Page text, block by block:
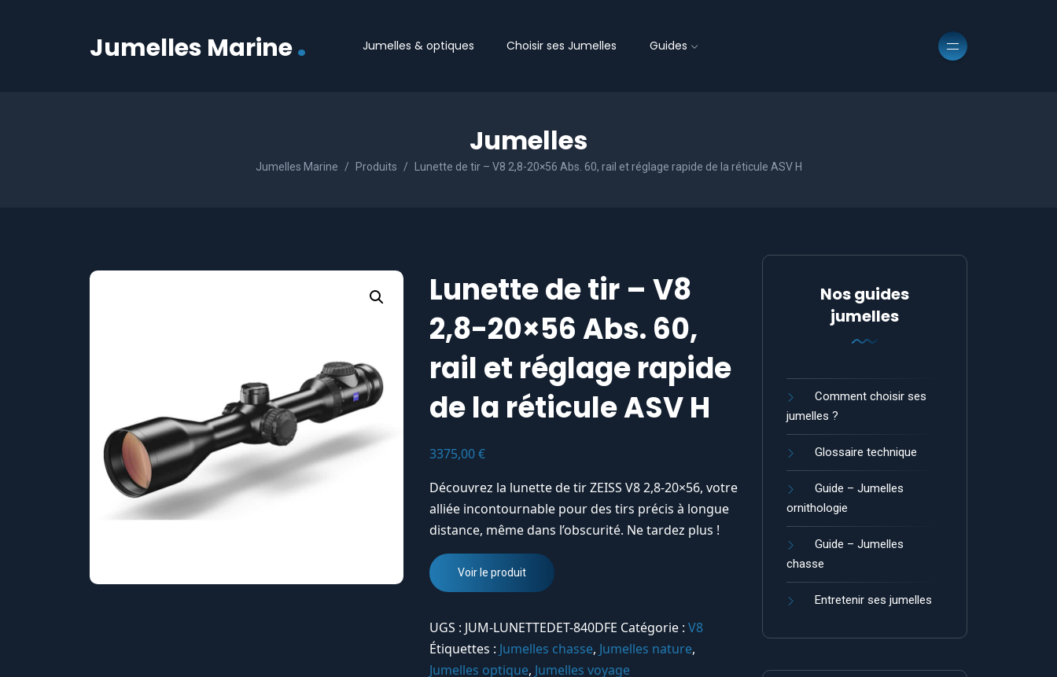
Jumelles Marine. Jumelles & optiques Choisir ses Jumelles Guides
Jumelles
Jumelles Marine Produits Lunette de tir – V8 2,8-20×56 Abs. 60, rail et réglage rapide de la réticule ASV H
Lunette de tir – V8
2,8-20×56 Abs. 60,
rail et réglage rapide
de la réticule ASV H
3375,00€
Découvrez la lunette de tir ZEISS V8 2,8-20×56, votre
alliée incontournable pour des tirs précis à longue
distance, même dans l’obscurité. Ne tardez plus !
Voir le produit
UGS : JUM-LUNETTEDET-840DFE Catégorie :V8
Étiquettes : Jumelles chasse, Jumelles nature,
Jumelles optique, Jumelles voyage
Nos guides
jumelles
Comment choisir ses
jumelles ?
Glossaire technique
Guide – Jumelles
ornithologie
Guide – Jumelles
chasse
Entretenir ses jumelles